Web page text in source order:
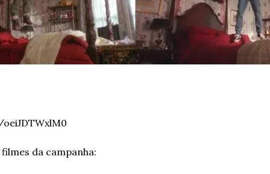
da campanha: